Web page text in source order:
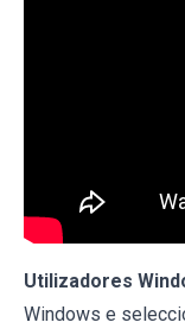
Utilizadores
Windows e